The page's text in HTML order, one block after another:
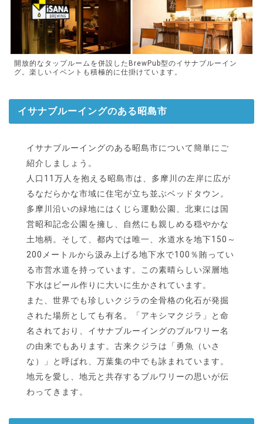
開放的なタップルームを併設したBrewPub型のイサナブルーイン
グ。楽しいイベントも積極的に仕掛けています。
イサナブルーイングのある昭島市
イサナブルーイングのある昭島市について簡単にご
紹介しましょう。
人口11万人を抱える昭島市は、多摩川の左岸に広が
るなだらかな市域に住宅が立ち並ぶベッドタウン。
多摩川沿いの緑地にはくじら運動公園、北東には国
営昭和記念公園を擁し、自然にも親しめる穏やかな
土地柄。そして、都内では唯一、水道水を地下150～
200メートルから汲み上げる地下水で100％賄ってい
る市営水道を持っています。この素晴らしい深層地
下水はビール作りに大いに生かされています。
また、世界でも珍しいクジラの全骨格の化石が発掘
された場所としても有名。「アキシマクジラ」と命
名されており、イサナブルーイングのブルワリー名
の由来でもあります。古来クジラは「勇魚（いさ
な）」と呼ばれ、万葉集の中でも詠まれています。
地元を愛し、地元と共存するブルワリーの思いが伝
わってきます。